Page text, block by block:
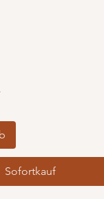
Sofortkauf